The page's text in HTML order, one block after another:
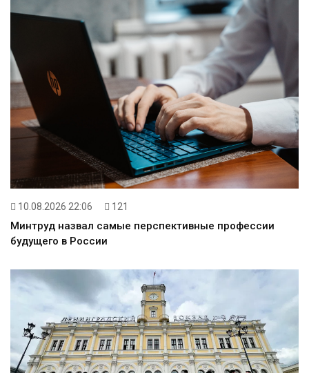
10.08.2026 22:06 121
Минтруд назвал самые перспективные профессии
будущего в России